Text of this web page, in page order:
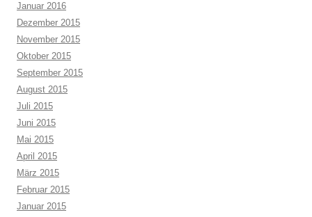
Januar 2016
Dezember 2015
November 2015
Oktober 2015
September 2015
August 2015
Juli 2015
Juni 2015
Mai 2015
April 2015
März 2015
Februar 2015
Januar 2015